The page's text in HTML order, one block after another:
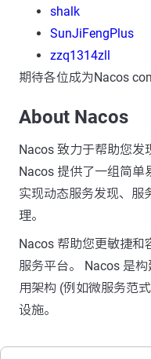
shalk
SunJiFengPlus
zzq1314zll
期待各位成为Nacos
About Nacos
Nacos 致力于帮助您发
Nacos 提供了一组简单
实现动态服务发现、服
理。
Nacos 帮助您更敏捷和
服务平台。 Nacos 是
用架构 (例如微服务范
设施。